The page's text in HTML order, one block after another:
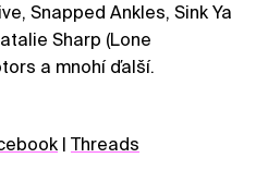
Snapped Ankles, Sink Ya
Sharp (Lone
a mnohí ďalší.
Threads